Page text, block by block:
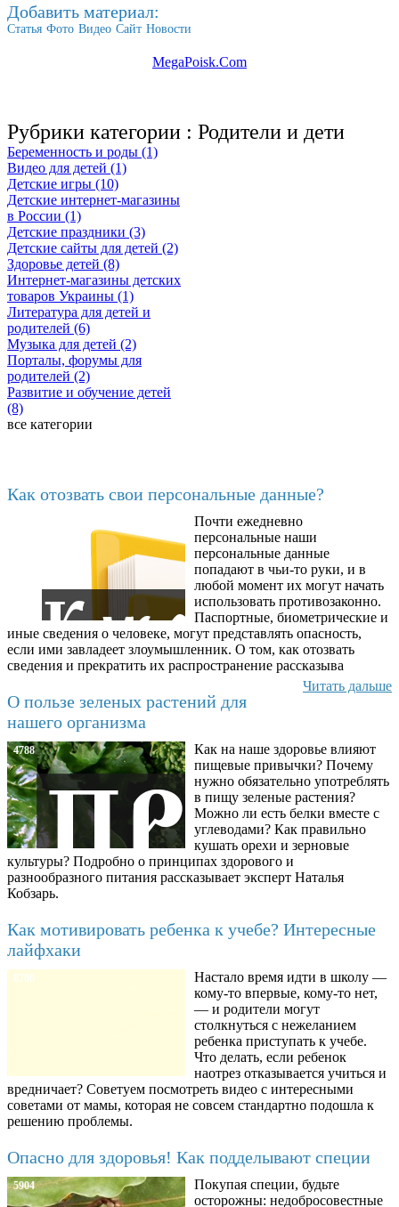
Добавить материал:
Статья Фото Видео Сайт Новости
MegaPoisk.Com
Рубрики категории : Родители и дети
Беременность и роды (1)
Видео для детей (1)
Детские игры (10)
Детские интернет-магазины
в России (1)
Детские праздники (3)
Детские сайты для детей (2)
Здоровье детей (8)
Интернет-магазины детских
товаров Украины (1)
Литература для детей и
родителей (6)
Музыка для детей (2)
Порталы, форумы для
родителей (2)
Развитие и обучение детей
(8)
все категории
Как отозвать свои персональные данные?
Почти ежедневно
персональные наши
персональные данные
попадают в чьи-то руки, и в
любой момент их могут начать
использовать противозаконно.
Паспортные, биометрические и
иные сведения о человеке, могут представлять опасность,
если ими завладеет злоумышленник. О том, как отозвать
сведения и прекратить их распространение рассказыва
Читать дальше
О пользе зеленых растений для
нашего организма
4788
Как на наше здоровье влияют
пищевые привычки? Почему
нужно обязательно употреблять
в пищу зеленые растения?
Можно ли есть белки вместе с
углеводами? Как правильно
кушать орехи и зерновые
культуры? Подробно о принципах здорового и
разнообразного питания рассказывает эксперт Наталья
Кобзарь.
Как мотивировать ребенка к учебе? Интересные
лайфхаки
8780
Настало время идти в школу —
кому-то впервые, кому-то нет,
— и родители могут
столкнуться с нежеланием
ребенка приступать к учебе.
Что делать, если ребенок
наотрез отказывается учиться и
вредничает? Советуем посмотреть видео с интересными
советами от мамы, которая не совсем стандартно подошла к
решению проблемы.
Опасно для здоровья! Как подделывают специи
5904
Покупая специи, будьте
осторожны: недобросовестные